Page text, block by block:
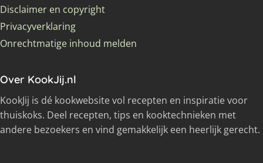
Disclaimer en copyright
Privacyverklaring
Onrechtmatige inhoud melden
Over KookJij.nl
KookJij is dé kookwebsite vol recepten en inspiratie voor
thuiskoks. Deel recepten, tips en kooktechnieken met
andere bezoekers en vind gemakkelijk een heerlijk gerecht.